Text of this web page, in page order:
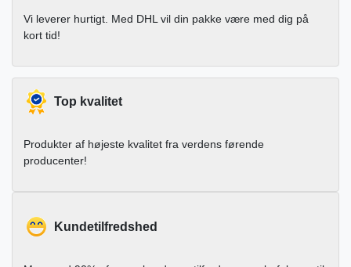
Vi leverer hurtigt. Med DHL vil din pakke være med dig på
kort tid!
Top kvalitet
Produkter af højeste kvalitet fra verdens førende
producenter!
Kundetilfredshed